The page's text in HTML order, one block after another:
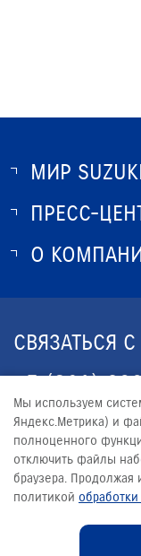
МИР
О SUZUKI
ОПТОВЫЕ ПРОДАЖИ
ПРЕСС-
НОВОСТИ
О
ЮРИДИЧЕСКАЯ
СВЯЗАТЬСЯ
+7 (861)
CALLCENTER@YUG-
© 2026
Сделано в ПЕРКС
Мы используем
Яндекс.Метрика) и
полноценного
отключить файлы
браузера. Продолжая
политикой